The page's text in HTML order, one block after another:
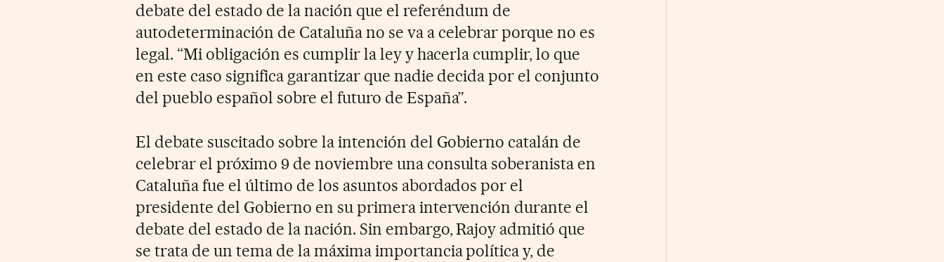
debate del estado de la nación que el referéndum de
autodeterminación de Cataluña no se va a celebrar porque no es
legal. “Mi obligación es cumplir la ley y hacerla cumplir, lo que
en este caso significa garantizar que nadie decida por el conjunto
del pueblo español sobre el futuro de España”.
El debate suscitado sobre la intención del Gobierno catalán de
celebrar el próximo 9 de noviembre una consulta soberanista en
Cataluña fue el último de los asuntos abordados por el
presidente del Gobierno en su primera intervención durante el
debate del estado de la nación. Sin embargo, Rajoy admitió que
se trata de un tema de la máxima importancia política y, de